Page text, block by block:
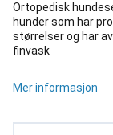
Ortopedisk
hunder som har
størrelser og har
finvask
Mer informasjon